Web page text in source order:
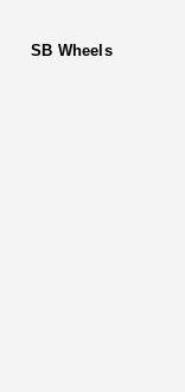
SB Wheels